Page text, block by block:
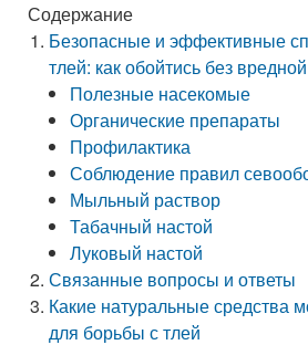
Содержание
Безопасные и эффективные
тлей: как обойтись без
Полезные насекомые
Органические препараты
Профилактика
Соблюдение правил
Мыльный раствор
Табачный настой
Луковый настой
Связанные вопросы и ответы
Какие натуральные средства
для борьбы с тлей